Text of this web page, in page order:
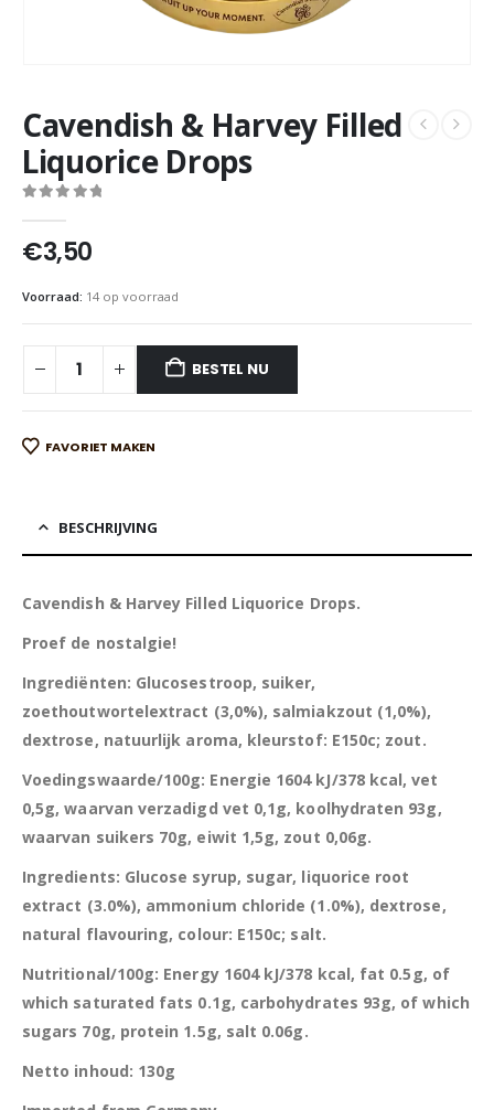
Cavendish & Harvey Filled
Liquorice Drops
€3,50
Voorraad: 14 op voorraad
BESTEL NU
FAVORIET MAKEN
BESCHRIJVING
Cavendish & Harvey Filled Liquorice Drops.
Proef de nostalgie!
Ingrediënten: Glucosestroop, suiker,
zoethoutwortelextract (3,0%), salmiakzout (1,0%),
dextrose, natuurlijk aroma, kleurstof: E150c; zout.
Voedingswaarde/100g: Energie 1604 kJ/378 kcal, vet
0,5g, waarvan verzadigd vet 0,1g, koolhydraten 93g,
waarvan suikers 70g, eiwit 1,5g, zout 0,06g.
Ingredients: Glucose syrup, sugar, liquorice root
extract (3.0%), ammonium chloride (1.0%), dextrose,
natural flavouring, colour: E150c; salt.
Nutritional/100g: Energy 1604 kJ/378 kcal, fat 0.5g, of
which saturated fats 0.1g, carbohydrates 93g, of which
sugars 70g, protein 1.5g, salt 0.06g.
Netto inhoud: 130g